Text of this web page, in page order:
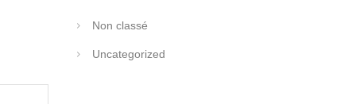
Non classé
Uncategorized